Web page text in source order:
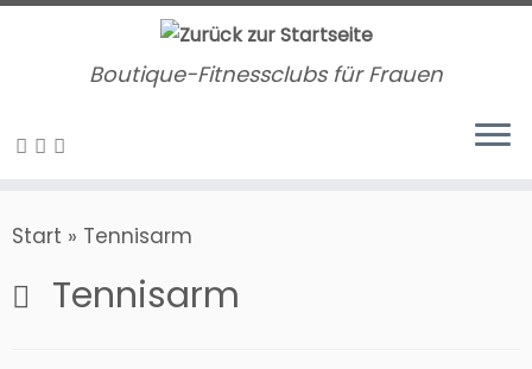
Zum
Boutique-Fitnessclubs für Frauen
Start » Tennisarm
Tennisarm